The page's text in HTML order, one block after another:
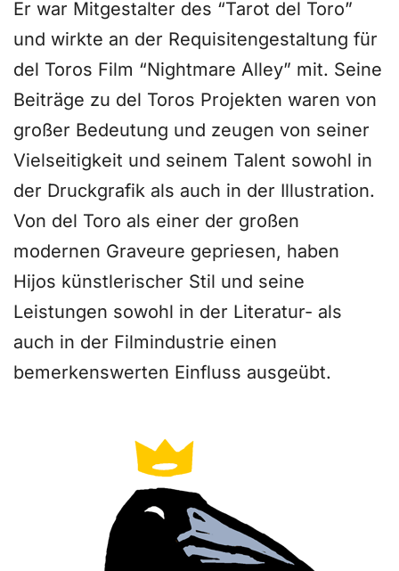
Er war Mitgestalter des “Tarot del Toro”
und wirkte an der Requisitengestaltung für
del Toros Film “Nightmare Alley” mit. Seine
Beiträge zu del Toros Projekten waren von
großer Bedeutung und zeugen von seiner
Vielseitigkeit und seinem Talent sowohl in
der Druckgrafik als auch in der Illustration.
Von del Toro als einer der großen
modernen Graveure gepriesen, haben
Hijos künstlerischer Stil und seine
Leistungen sowohl in der Literatur- als
auch in der Filmindustrie einen
bemerkenswerten Einfluss ausgeübt.